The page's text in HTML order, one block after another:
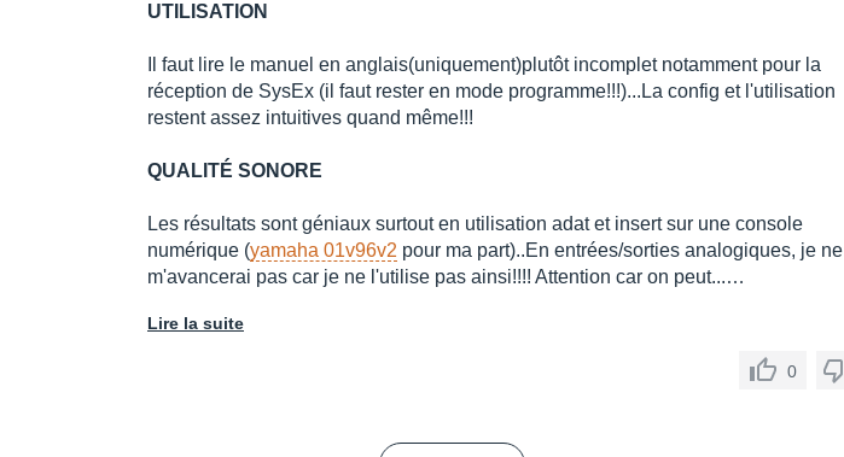
UTILISATION
Il faut lire le manuel en anglais(uniquement)plutôt incomplet notamment pour la
réception de SysEx (il faut rester en mode programme!!!)...La config et l'utilisation
restent assez intuitives quand même!!!
QUALITÉ SONORE
Les résultats sont géniaux surtout en utilisation adat et insert sur une console
numérique (yamaha 01v96v2 pour ma part)..En entrées/sorties analogiques, je ne
m'avancerai pas car je ne l'utilise pas ainsi!!!! Attention car on peut...…
Lire la suite
0